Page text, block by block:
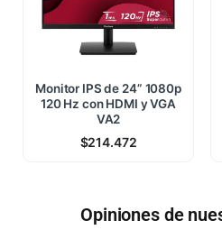
Monitor IPS de 24” 1080p
120 Hz con HDMI y VGA
VA2
$214.472
Opiniones de